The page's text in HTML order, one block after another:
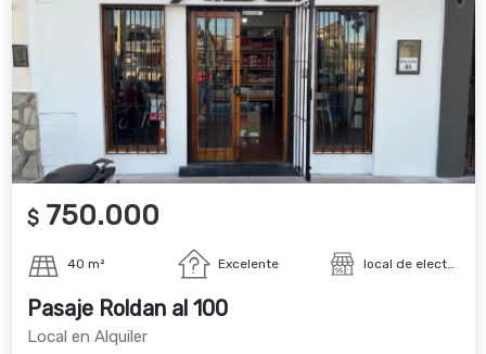
$ 750.000
40 m² Excelente local de electronica
Pasaje Roldan al 100
Local en Alquiler